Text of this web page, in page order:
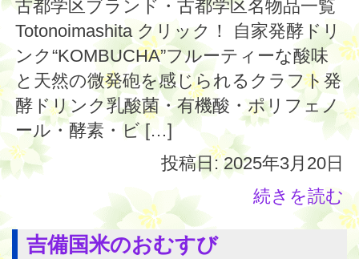
古都学区ブランド・古都学区名物品一覧
Totonoimashita クリック！ 自家発酵ドリ
ンク“KOMBUCHA”フルーティーな酸味
と天然の微発砲を感じられるクラフト発
酵ドリンク乳酸菌・有機酸・ポリフェノ
ール・酵素・ビ […]
投稿日: 2025年3月20日
続きを読む
吉備国米のおむすび